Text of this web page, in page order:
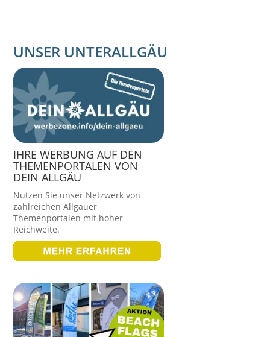
UNSER UNTERALLGÄU
IHRE WERBUNG AUF DEN
THEMENPORTALEN VON
DEIN ALLGÄU
Nutzen Sie unser Netzwerk von
zahlreichen Allgäuer
Themenportalen mit hoher
Reichweite.